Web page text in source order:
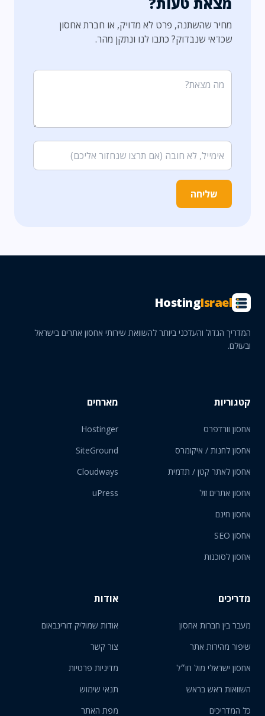
מחיר שהשתנה, פרט לא מדויק, או חברת אחסון
שכדאי שנבדוק? כתבו לנו ונתקן מהר.
שליחה
HostingIsrael
המדריך הגדול והעדכני ביותר להשוואת שירותי אחסון אתרים בישראל
ובעולם.
קטגוריות
אחסון וורדפרס
אחסון לחנות / איקומרס
אחסון לאתר קטן / תדמית
אחסון אתרים זול
אחסון חינם
אחסון SEO
אחסון לסוכנות
מארחים
Hostinger
SiteGround
Cloudways
uPress
מדריכים
מעבר בין חברות אחסון
שיפור מהירות אתר
אחסון ישראלי מול חו״ל
השוואות ראש בראש
כל המדריכים
אודות
אודות שמוליק דורינבאום
צור קשר
מדיניות פרטיות
תנאי שימוש
מפת האתר